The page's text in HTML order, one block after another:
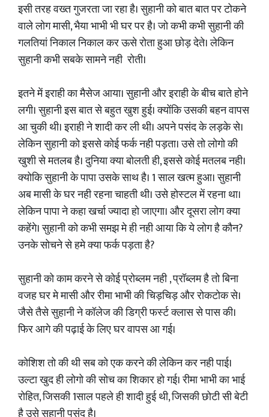
इसी तरह वख्त गुजरता जा रहा है। सुहानी को बात बात पर टोकने
वाले लोग मासी, भैया भाभी भी घर पर है। जो कभी कभी सुहानी की
गलतियां निकाल निकाल कर ऊसे रोता हुआ छोड़ देते। लेकिन
सुहानी कभी सबके सामने नही रोती।
इतने में इराही का मैसेज आया। सुहानी और इराही के बीच बाते होने
लगी। सुहानी इस बात से बहुत खुश हुई। क्योंकि उसकी बहन वापस
आ चुकी थी। इराही ने शादी कर ली थी। अपने पसंद के लड़के से।
लेकिन सुहानी को इससे कोई फर्क नही पड़ता। उसे तो लोगो की
खुशी से मतलब है। दुनिया क्या बोलती ही, इससे कोई मतलब नही।
क्योकि सुहानी के पापा उसके साथ है। 1 साल खत्म हुआ। सुहानी
अब मासी के घर नही रहना चाहती थी। उसे होस्टल में रहना था।
लेकिन पापा ने कहा खर्चा ज्यादा हो जाएगा। और दूसरा लोग क्या
कहेंगे। सुहानी को कभी समझ मे ही नही आया कि ये लोग है कौन?
उनके सोचने से हमे क्या फर्क पड़ता है?
सुहानी को काम करने से कोई प्रोब्लम नही , प्रॉब्लम है तो बिना
वजह घर मे मासी और रीमा भाभी की चिड़चिड़ और रोकटोक से।
जैसे तैसे सुहानी ने कॉलेज की डिग्री फर्स्ट क्लास से पास की।
फिर आगे की पढ़ाई के लिए घर वापस आ गई।
कोशिश तो की थी सब को एक करने की लेकिन कर नही पाई।
उल्टा खुद ही लोगो की सोच का शिकार हो गई। रीमा भाभी का भाई
रोहित, जिसकी 1साल पहले ही शादी हुई थी, जिसकी छोटी सी बेटी